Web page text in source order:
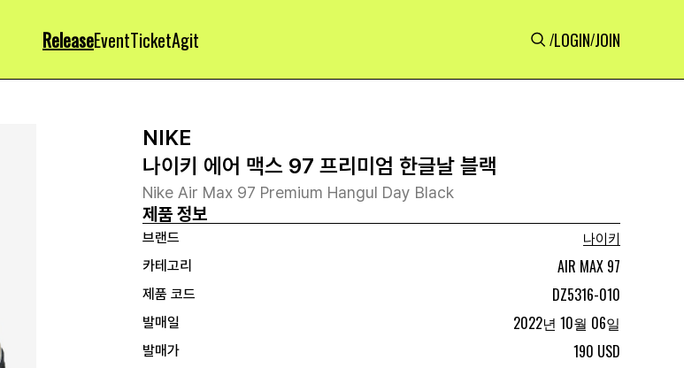
ReleaseEventTicketAgit /LOGIN/JOIN
NIKE
나이키 에어 맥스 97 프리미엄 한글날 블랙
Nike Air Max 97 Premium Hangul Day Black
제품 정보
브랜드
나이키
카테고리
AIR MAX 97
제품 코드 DZ5316-010
발매일 2022년 10월 06일
발매가 190 USD